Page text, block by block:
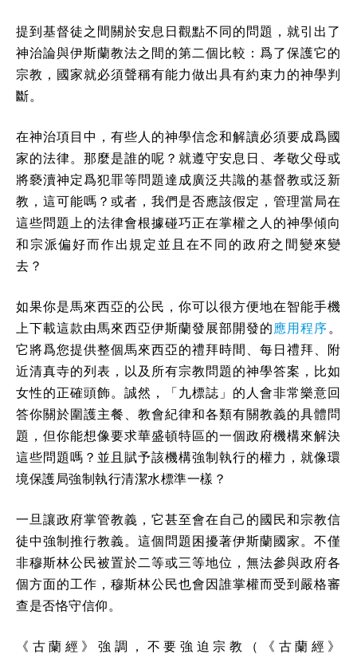
提到基督徒之間關於安息日觀點不同的問題，就引出了
神治論與伊斯蘭教法之間的第二個比較：爲了保護它的
宗教，國家就必須聲稱有能力做出具有約束力的神學判
斷。
在神治項目中，有些人的神學信念和解讀必須要成爲國
家的法律。那麼是誰的呢？就遵守安息日、孝敬父母或
將褻瀆神定爲犯罪等問題達成廣泛共識的基督教或泛新
教，這可能嗎？或者，我們是否應該假定，管理當局在
這些問題上的法律會根據碰巧正在掌權之人的神學傾向
和宗派偏好而作出規定並且在不同的政府之間變來變
去？
如果你是馬來西亞的公民，你可以很方便地在智能手機
上下載這款由馬來西亞伊斯蘭發展部開發的 應用程序 。
它將爲您提供整個馬來西亞的禮拜時間、每日禮拜、附
近清真寺的列表，以及所有宗教問題的神學答案，比如
女性的正確頭飾。誠然，「九標誌」的人會非常樂意回
答你關於圍護主餐、教會紀律和各類有關教義的具體問
題，但你能想像要求華盛頓特區的一個政府機構來解決
這些問題嗎？並且賦予該機構強制執行的權力，就像環
境保護局強制執行清潔水標準一樣？
一旦讓政府掌管教義，它甚至會在自己的國民和宗教信
徒中強制推行教義。這個問題困擾著伊斯蘭國家。不僅
非穆斯林公民被置於二等或三等地位，無法參與政府各
個方面的工作，穆斯林公民也會因誰掌權而受到嚴格審
查是否恪守信仰。
《古蘭經》強調，不要強迫宗教（《古蘭經》